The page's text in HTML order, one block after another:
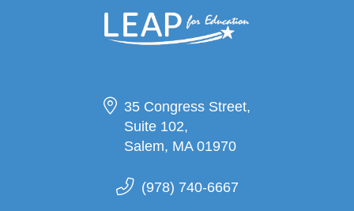
35 Congress Street,
Suite 102,
Salem, MA 01970
(978) 740-6667